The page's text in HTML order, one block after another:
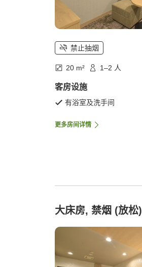
禁止抽烟
20 m² 1–2 人
客房设施
有浴室及洗手间
更多房间详情
大床房, 禁烟 (放松)